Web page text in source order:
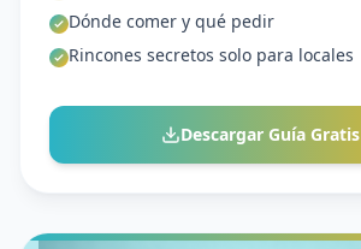
Dónde comer y qué pedir
Rincones secretos solo para locales
Descargar Guía Gratis